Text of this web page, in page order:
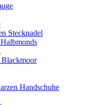
Stecknadel
Blackmoor
Handschuhe